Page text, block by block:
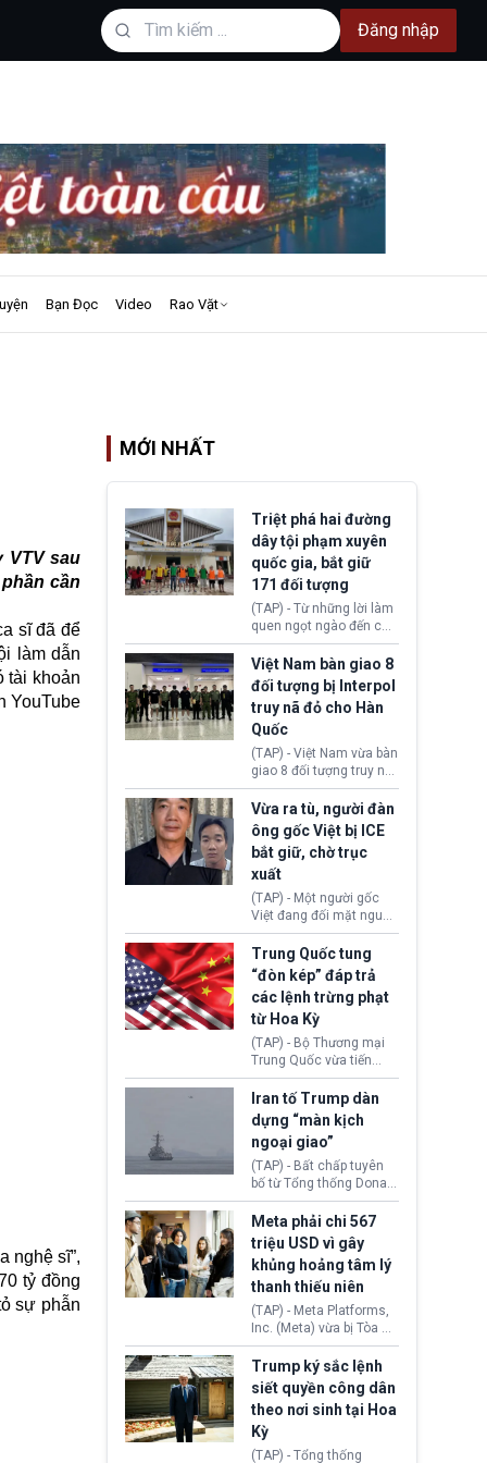
Đăng nhập
Bạn Đọc Video Rao Vặt
VTV sau
cần
sĩ đã để
làm dẫn
tài khoản
YouTube
nghệ sĩ”,
tỷ đồng
sự phẫn
MỚI NHẤT
Triệt phá hai đường
dây tội phạm xuyên
quốc gia, bắt giữ
171 đối tượng
(TAP) - Từ những lời làm
quen ngọt ngào đến các
“sàn vàng ảo”, bất động
sản trực tuyến cùng
đường dây đánh bạc quy
mô lớn, hai tổ chức tội
phạm xuyên quốc gia đã
dựng lên mạng lưới hoạt
động tại Việt Nam và
Lào, lôi kéo hàng nghìn
người tham gia, luân
chuyển dòng tiền qua
nhiều lớp tài khoản. Sau
hơn 2 tuần phối hợp truy
xét, lực lượng chức năng
hai nước đã bắt giữ 171
Việt Nam bàn giao 8
đối tượng bị Interpol
truy nã đỏ cho Hàn
Quốc
(TAP) - Việt Nam vừa bàn
giao 8 đối tượng truy nã
đỏ Interpol cho lực lượng
chức năng Hàn Quốc.
Nhóm này bị xác định
lừa đảo 619 nạn nhân,
chiếm đoạt hơn 17,7 tỷ
KRW.
Vừa ra tù, người đàn
ông gốc Việt bị ICE
bắt giữ, chờ trục
xuất
(TAP) - Một người gốc
Việt đang đối mặt nguy
cơ bị trục xuất khỏi Hoa
Kỳ sau khi đã chấp hành
xong bản án liên quan
đến tội ác từ hơn 30
năm trước tại California.
Trung Quốc tung
“đòn kép” đáp trả
các lệnh trừng phạt
từ Hoa Kỳ
(TAP) - Bộ Thương mại
Trung Quốc vừa tiến
hành áp đặt lệnh trừng
phạt lên hàng loạt thực
thể và siết chặt kiểm
soát xuất khẩu máy bay
không người lái (UAV)
sang Hoa Kỳ. Động thái
này nhằm đáp trả các
biện pháp hạn chế
thương mại, áp thuế mới
cùng lệnh cấm công
nghệ gần đây từ phía
Washington.
Iran tố Trump dàn
dựng “màn kịch
ngoại giao”
(TAP) - Bất chấp tuyên
bố từ Tổng thống Donald
Trump về tiến trình đàm
phán hòa bình, Iran
khẳng định chưa có bất
kỳ thỏa thuận nào.
Tehran cho rằng, Hoa Kỳ
chỉ đang dàn dựng “màn
kịch ngoại giao” để xoa
dịu căng thẳng.
Meta phải chi 567
triệu USD vì gây
khủng hoảng tâm lý
thanh thiếu niên
(TAP) - Meta Platforms,
Inc. (Meta) vừa bị Tòa án
bang New Mexico yêu
cầu đóng góp 567 triệu
USD vào một quỹ khắc
phục hậu quả. Quyết
định này diễn ra sau khi
toà xác định, những nền
tảng mạng xã hội
Trump ký sắc lệnh
siết quyền công dân
theo nơi sinh tại Hoa
Kỳ
(TAP) - Tổng thống